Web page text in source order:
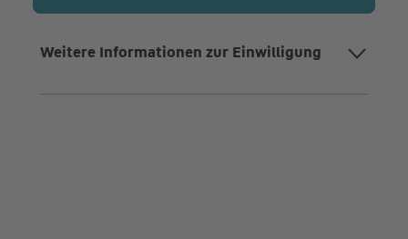
Weitere Informationen zur Einwilligung